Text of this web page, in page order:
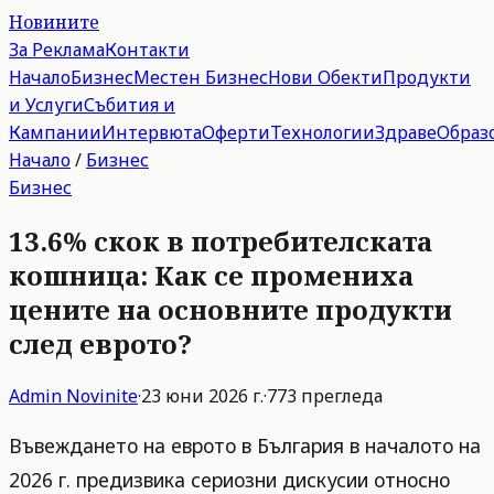
Новините
За РекламаКонтакти
НачалоБизнесМестен БизнесНови ОбектиПродукти
и УслугиСъбития и
КампанииИнтервютаОфертиТехнологииЗдраве
Начало/ Бизнес
Бизнес
13.6% скок в потребителската
кошница: Как се промениха
цените на основните продукти
след еврото?
Admin Novinite·23 юни 2026 г.·773 прегледа
Въвеждането на еврото в България в началото на
2026 г. предизвика сериозни дискусии относно